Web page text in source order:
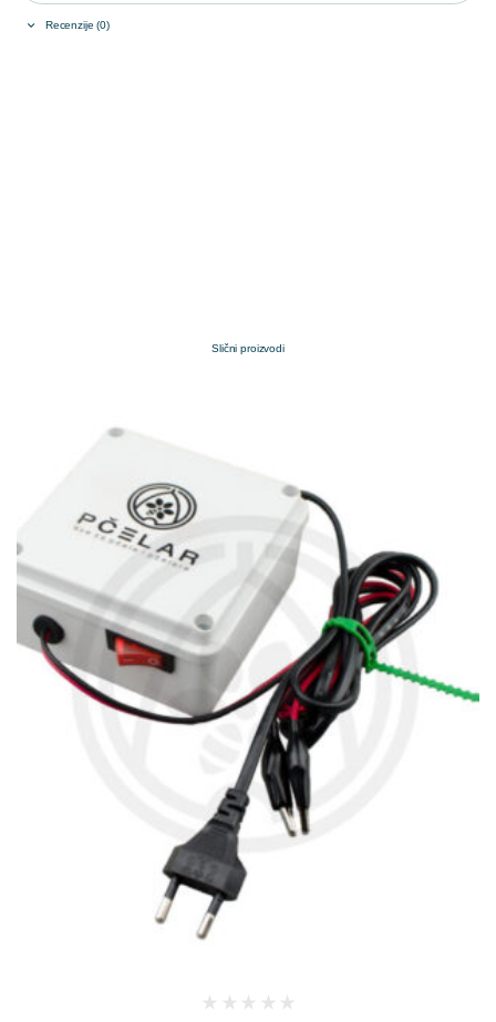
Recenzije (0)
Slični proizvodi